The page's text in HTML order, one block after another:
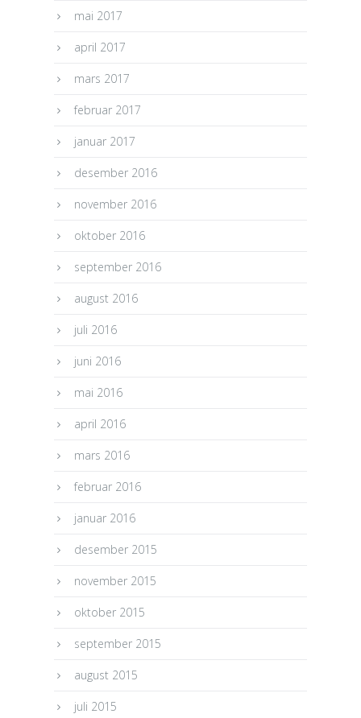
mai 2017
april 2017
mars 2017
februar 2017
januar 2017
desember 2016
november 2016
oktober 2016
september 2016
august 2016
juli 2016
juni 2016
mai 2016
april 2016
mars 2016
februar 2016
januar 2016
desember 2015
november 2015
oktober 2015
september 2015
august 2015
juli 2015